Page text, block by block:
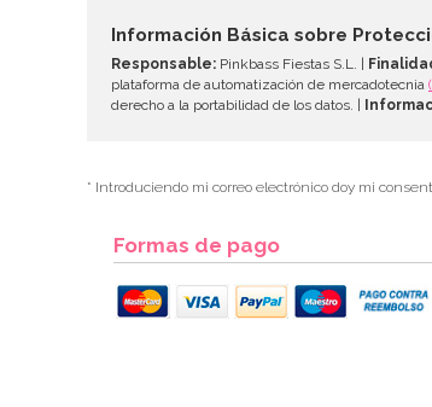
Información Básica sobre
Responsable: Pinkbass Fiestas S.L. |
plataforma de automatización de mercadotecnia
derecho a la portabilidad de los datos. |
* Introduciendo mi correo electrónico doy mi
Formas de pago